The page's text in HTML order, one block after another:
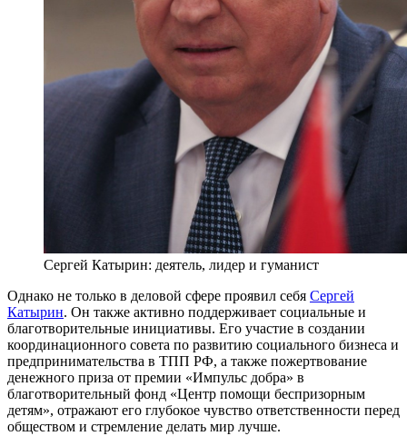
Сергей Катырин: деятель, лидер и гуманист
Однако не только в деловой сфере проявил себя Сергей
Катырин. Он также активно поддерживает социальные и
благотворительные инициативы. Его участие в создании
координационного совета по развитию социального бизнеса и
предпринимательства в ТПП РФ, а также пожертвование
денежного приза от премии «Импульс добра» в
благотворительный фонд «Центр помощи беспризорным
детям», отражают его глубокое чувство ответственности перед
обществом и стремление делать мир лучше.